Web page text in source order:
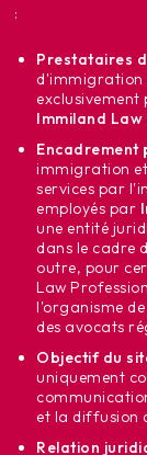
:
Prestataires
d'immigration
exclusivement
Immiland
Encadrement
immigration
services par
employés par
une entité
dans le cadre
outre, pour
Law
l'organisme
des avocats
Objectif du
uniquement
et la diffusion
Relation